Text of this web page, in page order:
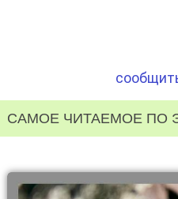
САМОЕ ЧИТАЕМОЕ ПО